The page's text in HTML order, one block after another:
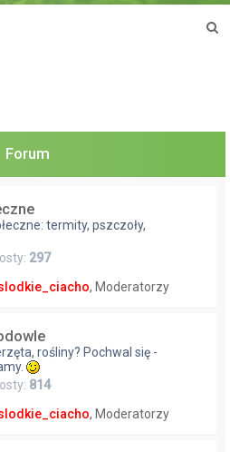
a
Forum
termity, pszczoły,
297
, Moderatorzy
rośliny? Pochwal się -
814
, Moderatorzy